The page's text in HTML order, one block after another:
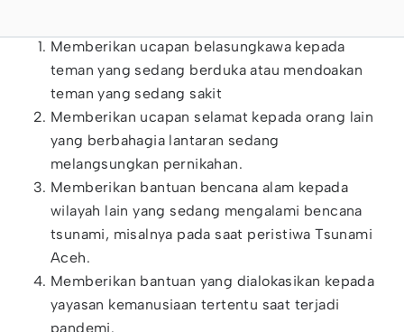
Memberikan ucapan belasungkawa kepada
teman yang sedang berduka atau mendoakan
teman yang sedang sakit
Memberikan ucapan selamat kepada orang lain
yang berbahagia lantaran sedang
melangsungkan pernikahan.
Memberikan bantuan bencana alam kepada
wilayah lain yang sedang mengalami bencana
tsunami, misalnya pada saat peristiwa Tsunami
Aceh.
Memberikan bantuan yang dialokasikan kepada
yayasan kemanusiaan tertentu saat terjadi
pandemi.